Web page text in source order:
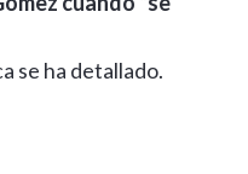
se ha detallado.